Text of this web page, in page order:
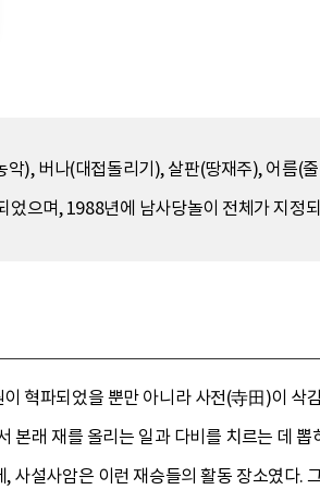
), 버나(대접돌리기), 살판(땅재주), 어름(
으며, 1988년에 남사당놀이 전체가 지정
혁파되었을 뿐만 아니라 사전(寺田)이 삭
래 재를 올리는 일과 다비를 치르는 데
설사암은 이런 재승들의 활동 장소였다.